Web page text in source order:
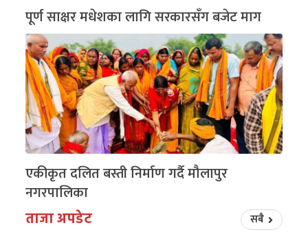
पूर्ण साक्षर मधेशका लागि सरकारसँग बजेट माग
एकीकृत दलित बस्ती निर्माण गर्दै मौलापुर
नगरपालिका
ताजा अपडेट सबै